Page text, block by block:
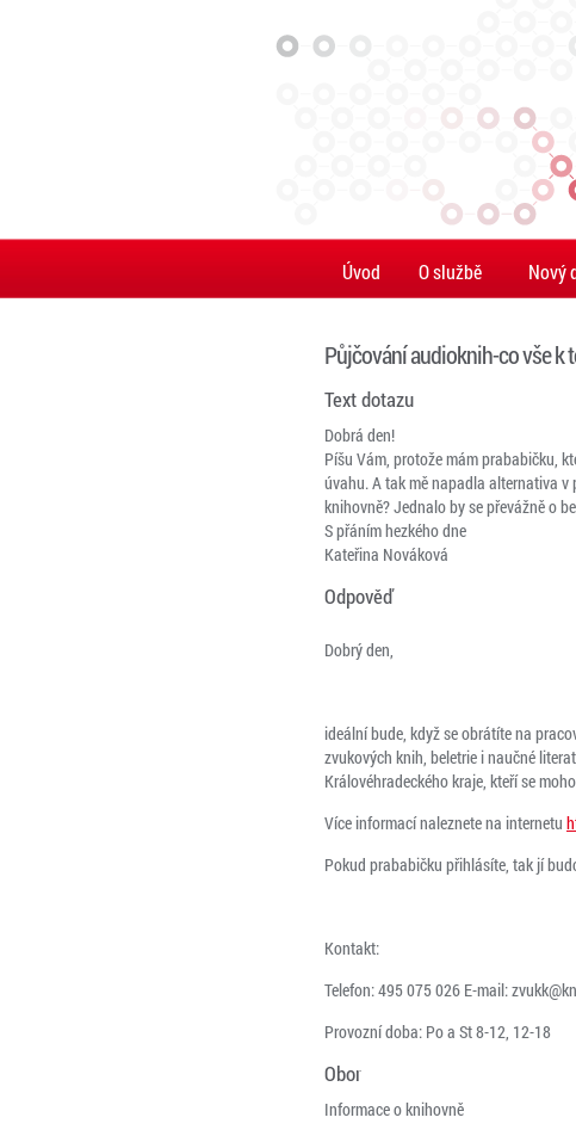
Úvod O službě Nový
Půjčování audioknih-co vše k
Text dotazu
Dobrá den!
Píšu Vám, protože mám prababičku,
úvahu. A tak mě napadla alternativa
knihovně? Jednalo by se převážně o
S přáním hezkého dne
Kateřina Nováková
Odpověď
Dobrý den,
ideální bude, když se obrátíte na
zvukových knih, beletrie i naučné
Královéhradeckého kraje, kteří se
Více informací naleznete na internetu
Pokud prababičku přihlásíte, tak jí
Kontakt:
Telefon: 495 075 026 E-mail:
Provozní doba: Po a St 8-12, 12-18
Obor
Informace o knihovně